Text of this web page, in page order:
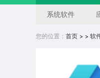
系统软件
您的位置： 首页 > > 软